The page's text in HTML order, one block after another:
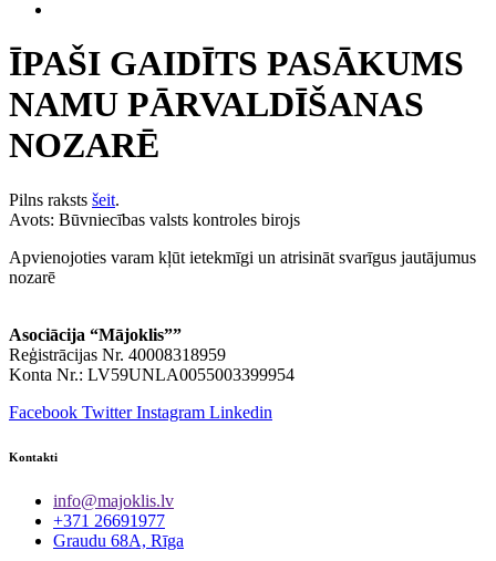
ĪPAŠI GAIDĪTS PASĀKUMS
NAMU PĀRVALDĪŠANAS
NOZARĒ
Pilns raksts šeit.
Avots: Būvniecības valsts kontroles birojs
Apvienojoties varam kļūt ietekmīgi un atrisināt svarīgus jautājumus
nozarē
Asociācija “Mājoklis””
Reģistrācijas Nr. 40008318959
Konta Nr.: LV59UNLA0055003399954
Facebook Twitter Instagram Linkedin
Kontakti
info@majoklis.lv
+371 26691977
Graudu 68A, Rīga